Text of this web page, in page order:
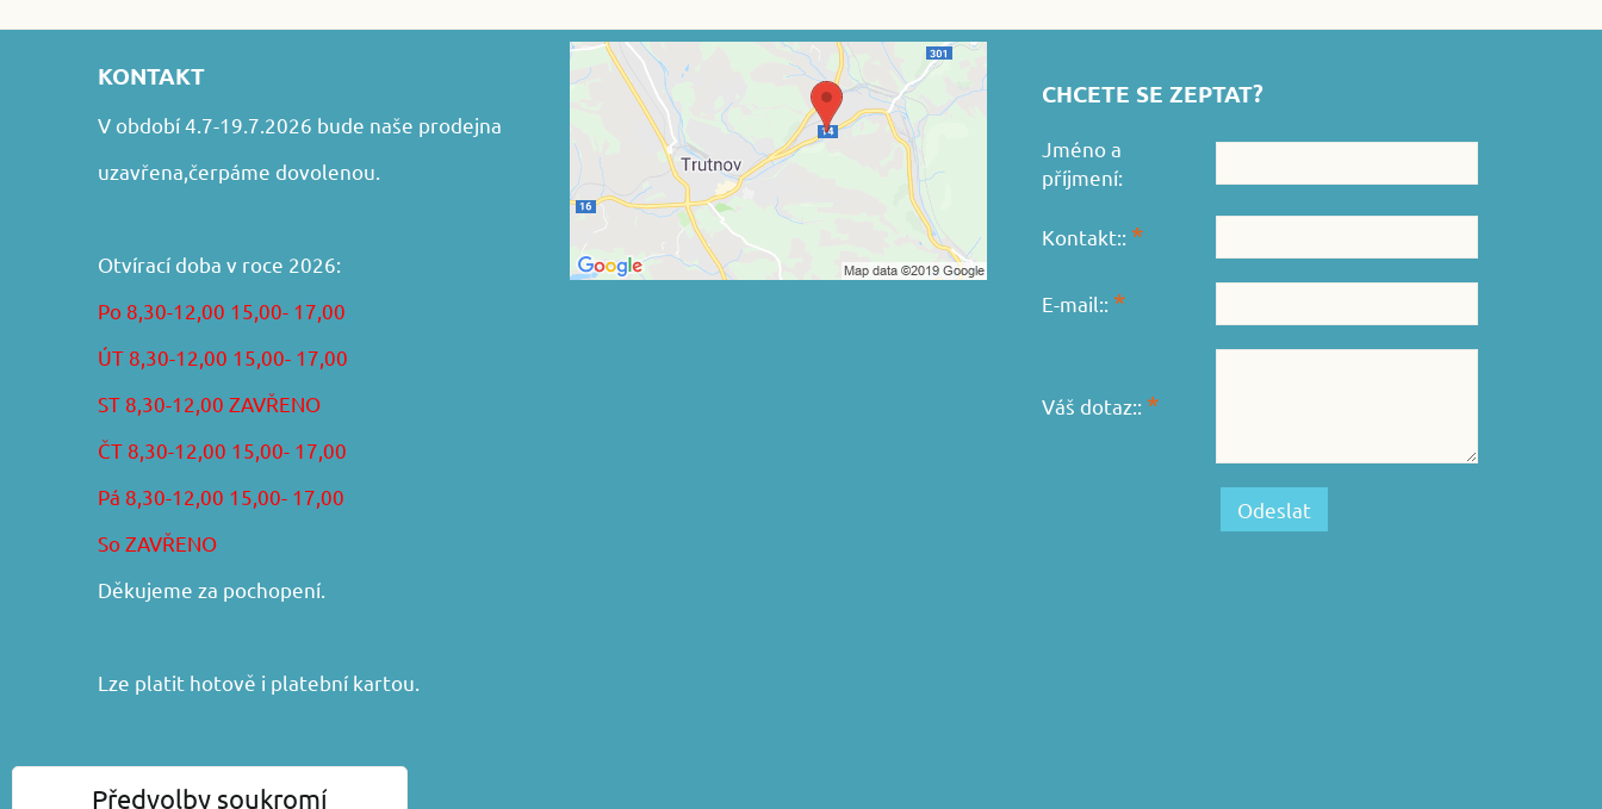
KONTAKT
V období 4.7-19.7.2026 bude naše prodejna
uzavřena,čerpáme dovolenou.
Otvírací doba v roce 2026:
Po 8,30-12,00 15,00- 17,00
ÚT 8,30-12,00 15,00- 17,00
ST 8,30-12,00 ZAVŘENO
ČT 8,30-12,00 15,00- 17,00
Pá 8,30-12,00 15,00- 17,00
So ZAVŘENO
Děkujeme za pochopení.
Lze platit hotově i platební kartou.
František Iša - DIRAKO
CHCETE SE ZEPTAT?
Jméno a
příjmení:
Kontakt:: *
E-mail:: *
Váš dotaz:: *
Odeslat
Předvolby soukromí